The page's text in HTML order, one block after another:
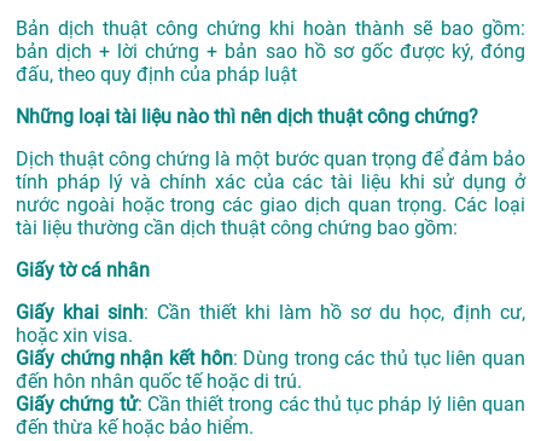
Bản dịch thuật công chứng khi hoàn thành sẽ bao gồm:
bản dịch + lời chứng + bản sao hồ sơ gốc được ký, đóng
đấu, theo quy định của pháp luật
Những loại tài liệu nào thì nên dịch thuật công chứng?
Dịch thuật công chứng là một bước quan trọng để đảm bảo
tính pháp lý và chính xác của các tài liệu khi sử dụng ở
nước ngoài hoặc trong các giao dịch quan trọng. Các loại
tài liệu thường cần dịch thuật công chứng bao gồm:
Giấy tờ cá nhân
Giấy khai sinh: Cần thiết khi làm hồ sơ du học, định cư,
hoặc xin visa.
Giấy chứng nhận kết hôn: Dùng trong các thủ tục liên quan
đến hôn nhân quốc tế hoặc di trú.
Giấy chứng tử: Cần thiết trong các thủ tục pháp lý liên quan
đến thừa kế hoặc bảo hiểm.